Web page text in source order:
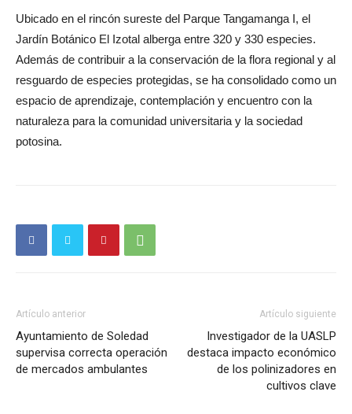
Ubicado en el rincón sureste del Parque Tangamanga I, el
Jardín Botánico El Izotal alberga entre 320 y 330 especies.
Además de contribuir a la conservación de la flora regional y al
resguardo de especies protegidas, se ha consolidado como un
espacio de aprendizaje, contemplación y encuentro con la
naturaleza para la comunidad universitaria y la sociedad
potosina.
Artículo anterior
Ayuntamiento de Soledad
supervisa correcta operación
de mercados ambulantes
Artículo siguiente
Investigador de la UASLP
destaca impacto económico
de los polinizadores en
cultivos clave